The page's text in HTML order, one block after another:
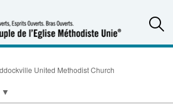
United Methodist Church
▼